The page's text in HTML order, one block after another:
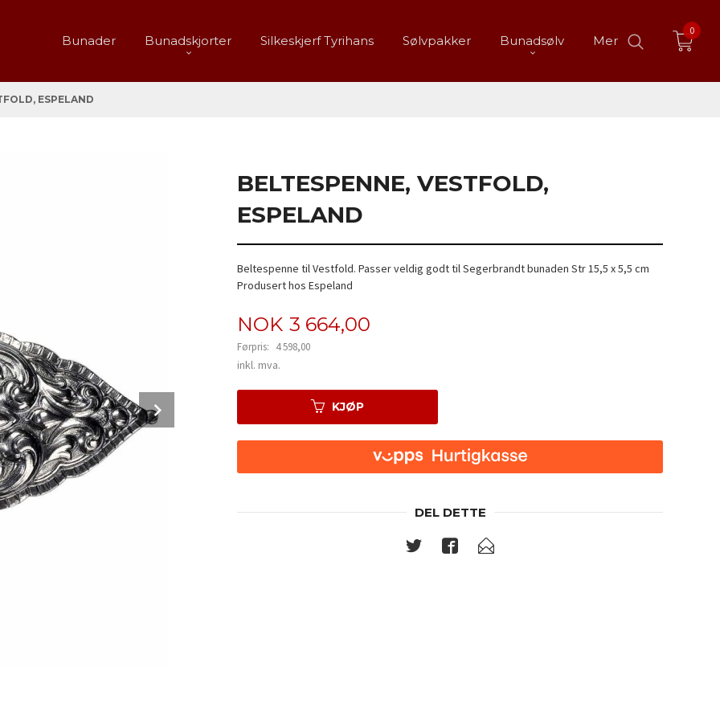
Bunader Bunadskjorter Silkeskjerf Tyrihans Sølvpakker Bunadsølv Mer
0
ESPELAND
BELTESPENNE, VESTFOLD,
ESPELAND
Beltespenne til Vestfold. Passer veldig godt til Segerbrandt bunaden Str 15,5 x 5,5 cm
Produsert hos Espeland
Tilbud
NOK 3 664,00
Førpris: 4 598,00
Rabatt
inkl. mva.
KJØP
DEL DETTE